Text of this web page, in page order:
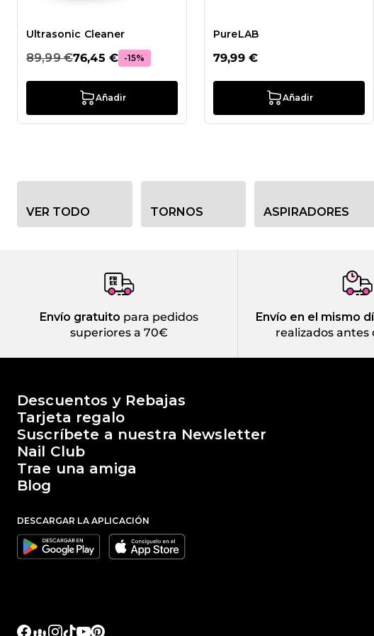
Ultrasonic Cleaner
89,99 €76,45 € -15%
Añadir
PureLAB
79,99 €
Añadir
Opciones de filtro de categoría
VER TODO TORNOS ASPIRADORES
Envío gratuito para pedidos
superiores a 70€
Envío en el mismo
realizados antes
El mundo de Passione Beauty
Descuentos y Rebajas
Tarjeta regalo
Suscríbete a nuestra Newsletter
Nail Club
Trae una amiga
Blog
DESCARGAR LA APLICACIÓN
Google Apple
Facebook
Facebook Groups
Instagram
TikTokYouTube
Pinterest